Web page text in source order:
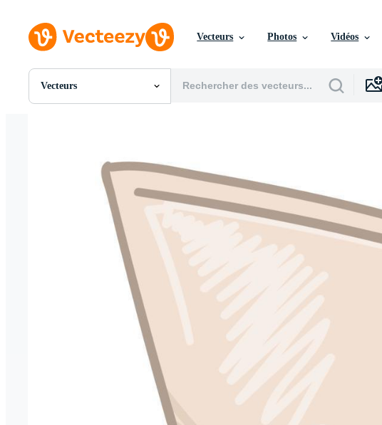
Vecteurs Photos Vidéos
Vecteurs
Toutes Images
Motion graphics
Images Éditoriales
Événements Éditoriaux